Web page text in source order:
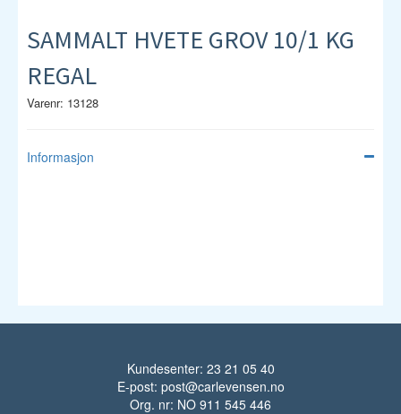
SAMMALT HVETE GROV 10/1 KG
REGAL
Varenr: 13128
Informasjon
Kundesenter: 23 21 05 40
E-post: post@carlevensen.no
Org. nr: NO 911 545 446